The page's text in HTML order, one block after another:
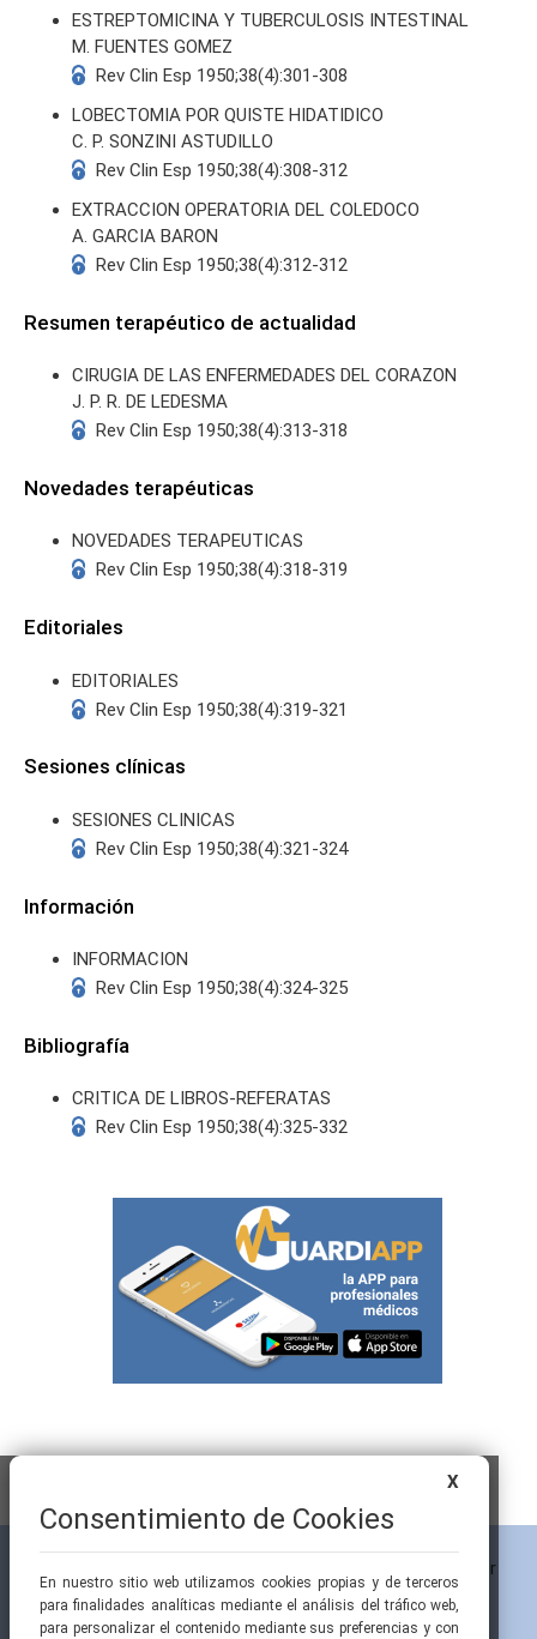
ESTREPTOMICINA Y TUBERCULOSIS INTESTINAL
M. FUENTES GOMEZ
Rev Clin Esp 1950;38(4):301-308
LOBECTOMIA POR QUISTE HIDATIDICO
C. P. SONZINI ASTUDILLO
Rev Clin Esp 1950;38(4):308-312
EXTRACCION OPERATORIA DEL COLEDOCO
A. GARCIA BARON
Rev Clin Esp 1950;38(4):312-312
Resumen terapéutico de actualidad
CIRUGIA DE LAS ENFERMEDADES DEL CORAZON
J. P. R. DE LEDESMA
Rev Clin Esp 1950;38(4):313-318
Novedades terapéuticas
NOVEDADES TERAPEUTICAS
Rev Clin Esp 1950;38(4):318-319
Editoriales
EDITORIALES
Rev Clin Esp 1950;38(4):319-321
Sesiones clínicas
SESIONES CLINICAS
Rev Clin Esp 1950;38(4):321-324
Información
INFORMACION
Rev Clin Esp 1950;38(4):324-325
Bibliografía
CRITICA DE LIBROS-REFERATAS
Rev Clin Esp 1950;38(4):325-332
X
Consentimiento de Cookies
En nuestro sitio web utilizamos cookies propias y de terceros
para finalidades analíticas mediante el análisis del tráfico web,
para personalizar el contenido mediante sus preferencias y con